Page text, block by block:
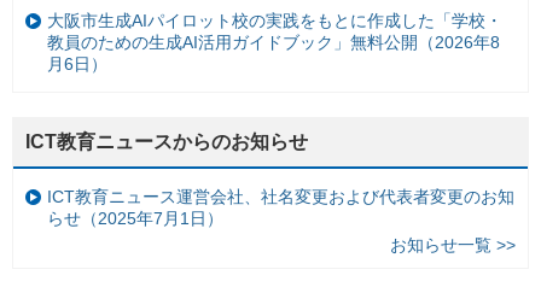
大阪市生成AIパイロット校の実践をもとに作成した「学校・
教員のための生成AI活用ガイドブック」無料公開（2026年8
月6日）
ICT教育ニュースからのお知らせ
ICT教育ニュース運営会社、社名変更および代表者変更のお知
らせ（2025年7月1日）
お知らせ一覧 >>